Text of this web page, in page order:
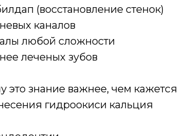
(восстановление стенок)
каналов
любой сложности
леченых зубов
это знание важнее, чем кажется
гидроокиси кальция